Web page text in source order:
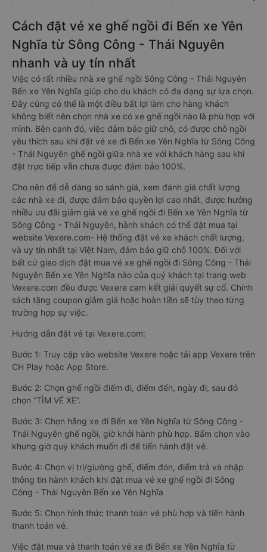
Cách đặt vé xe ghế ngồi đi Bến xe Yên
Nghĩa từ Sông Công - Thái Nguyên
nhanh và uy tín nhất
Việc có rất nhiều nhà xe ghế ngồi Sông Công - Thái Nguyên
Bến xe Yên Nghĩa giúp cho du khách có đa dạng sự lựa chọn.
Đây cũng có thể là một điều bất lợi làm cho hàng khách
không biết nên chọn nhà xe có xe ghế ngồi nào là phù hợp với
mình. Bên cạnh đó, việc đảm bảo giữ chỗ, có được chỗ ngồi
yêu thích sau khi đặt vé xe đi Bến xe Yên Nghĩa từ Sông Công
- Thái Nguyên ghế ngồi giữa nhà xe với khách hàng sau khi
đặt trực tiếp vẫn chưa được đảm bảo 100%.
Cho nên để dễ dàng so sánh giá, xem đánh giá chất lượng
các nhà xe đi, được đảm bảo quyền lợi cao nhất, được hưởng
nhiều ưu đãi giảm giá vé xe ghế ngồi đi Bến xe Yên Nghĩa từ
Sông Công - Thái Nguyên, hành khách có thể đặt mua tại
website Vexere.com- Hệ thống đặt vé xe khách chất lượng,
và uy tín nhất tại Việt Nam, đảm bảo giữ chỗ 100%. Đối với
bất cứ giao dịch đặt mua vé xe ghế ngồi đi Sông Công - Thái
Nguyên Bến xe Yên Nghĩa nào của quý khách tại trang web
Vexere.com đều được Vexere cam kết giải quyết sự cố. Chính
sách tặng coupon giảm giá hoặc hoàn tiền sẽ tùy theo từng
trường hợp sự việc.
Hướng dẫn đặt vé tại Vexere.com:
Bước 1: Truy cập vào website Vexere hoặc tải app Vexere trên
CH Play hoặc App Store.
Bước 2: Chọn ghế ngồi điểm đi, điểm đến, ngày đi, sau đó
chọn “TÌM VÉ XE”.
Bước 3: Chọn hãng xe đi Bến xe Yên Nghĩa từ Sông Công -
Thái Nguyên ghế ngồi, giờ khởi hành phù hợp. Bấm chọn vào
khung giờ quý khách muốn đi để tiến hành đặt vé.
Bước 4: Chọn vị trí/giường ghế, điểm đón, điểm trả và nhập
thông tin hành khách khi đặt mua vé xe ghế ngồi đi Sông
Công - Thái Nguyên Bến xe Yên Nghĩa
Bước 5: Chọn hình thức thanh toán vé phù hợp và tiến hành
thanh toán vé.
Việc đặt mua và thanh toán vé xe đi Bến xe Yên Nghĩa từ